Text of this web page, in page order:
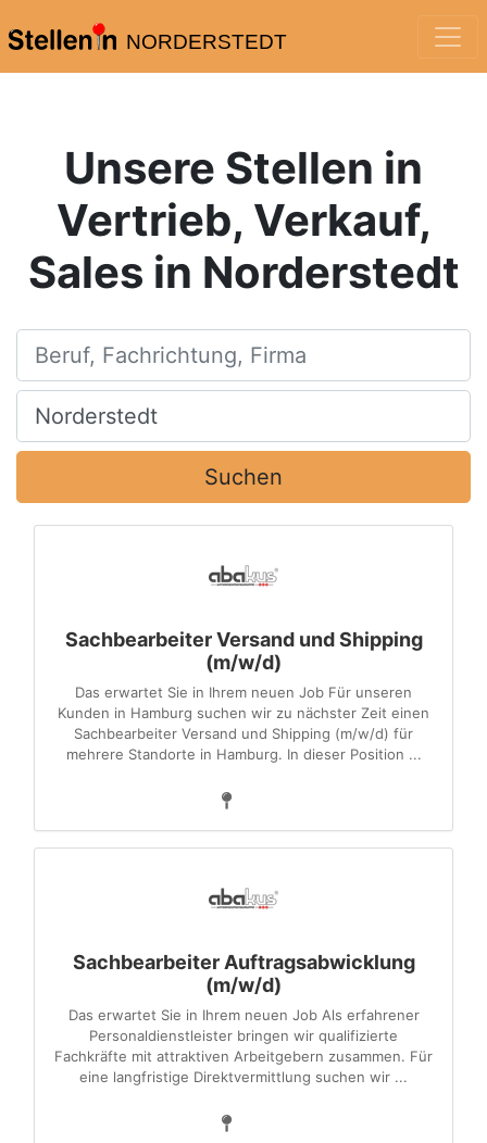
NORDERSTEDT
Unsere Stellen in
Vertrieb, Verkauf,
Sales in Norderstedt
Beruf, Fachrichtung, Firma
Ort, Stadt
Suchen
Sachbearbeiter Versand und Shipping
(m/w/d)
Das erwartet Sie in Ihrem neuen Job Für unseren
Kunden in Hamburg suchen wir zu nächster Zeit einen
Sachbearbeiter Versand und Shipping (m/w/d) für
mehrere Standorte in Hamburg. In dieser Position ...
Sachbearbeiter Auftragsabwicklung
(m/w/d)
Das erwartet Sie in Ihrem neuen Job Als erfahrener
Personaldienstleister bringen wir qualifizierte
Fachkräfte mit attraktiven Arbeitgebern zusammen. Für
eine langfristige Direktvermittlung suchen wir ...